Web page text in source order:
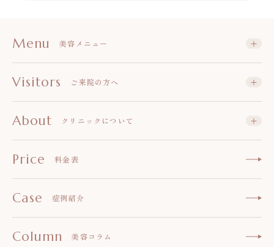
Menu 美容メニュー
Visitors ご来院の方へ
About クリニックについて
Price 料金表
Case 症例紹介
Column 美容コラム